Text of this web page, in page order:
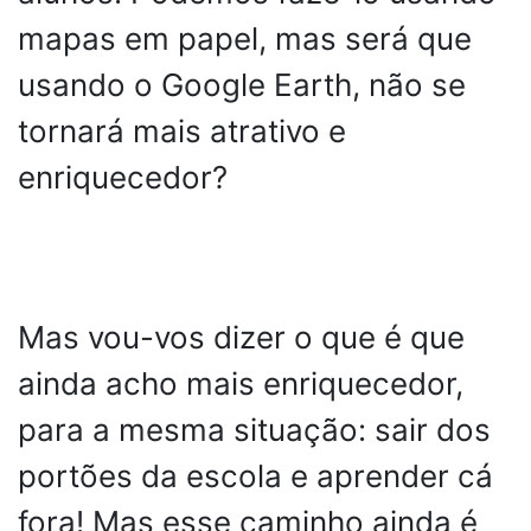
mapas em papel, mas será que
usando o Google Earth, não se
tornará mais atrativo e
enriquecedor?
Mas vou-vos dizer o que é que
ainda acho mais enriquecedor,
para a mesma situação: sair dos
portões da escola e aprender cá
fora! Mas esse caminho ainda é